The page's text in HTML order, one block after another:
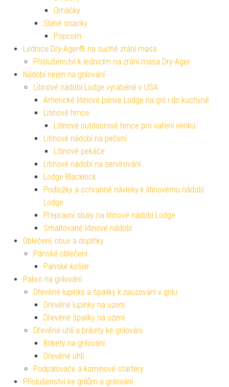
Omáčky
Slané snacky
Popcorn
Lednice Dry-Ager® na suché zrání masa
Příslušenství k lednicím na zrání masa Dry-Ager
Nádobí nejen na grilování
Litinové nádobí Lodge vyráběné v USA
Americké litinové pánve Lodge na gril i do kuchyně
Litinové hrnce
Litinové outdoorové hrnce pro vaření venku
Litinové nádobí na pečení
Litinové pekáče
Litinové nádobí na servírování
Lodge Blacklock
Podložky a ochranné návleky k litinovému nádobí
Lodge
Přepravní obaly na litinové nádobí Lodge
Smaltované litinové nádobí
Oblečení, obuv a doplňky
Pánské oblečení
Pánské košile
Palivo na grilování
Dřevěné lupínky a špalíky k zauzování v grilu
Dřevěné lupínky na uzení
Dřevěné špalíky na uzení
Dřevěné uhlí a brikety ke grilování
Brikety na grilování
Dřevěné uhlí
Podpalovače a komínové startéry
Příslušenství ke grilům a grilování